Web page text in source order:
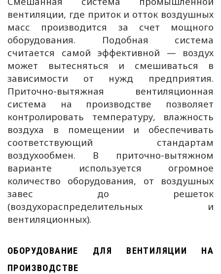
вентиляции, где приток и отток воздушных
масс производится за счет мощного
оборудования. Подобная система
считается самой эффективной — воздух
может вытесняться и смешиваться в
зависимости от нужд предприятия.
Приточно-вытяжная вентиляционная
система на производстве позволяет
контролировать температуру, влажность
воздуха в помещении и обеспечивать
соответствующий стандартам
воздухообмен. В приточно-вытяжном
варианте используется огромное
количество оборудования, от воздушных
завес до решеток
(воздухораспределительных и
вентиляционных).
ОБОРУДОВАНИЕ ДЛЯ ВЕНТИЛЯЦИИ НА
ПРОИЗВОДСТВЕ